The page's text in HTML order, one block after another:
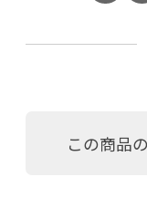
この商品